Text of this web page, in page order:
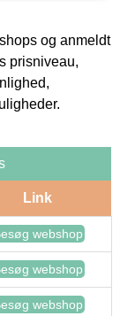
og anmeldt
prisniveau,
Link
webshop
webshop
webshop